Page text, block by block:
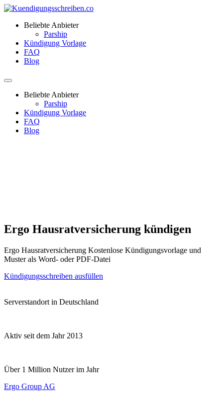
Beliebte Anbieter
Parship
Kündigung Vorlage
FAQ
Blog
Beliebte Anbieter
Parship
Kündigung Vorlage
FAQ
Blog
Ergo Hausratversicherung kündigen
Ergo Hausratversicherung Kostenlose Kündigungsvorlage und
Muster als Word- oder PDF-Datei
Kündigungsschreiben ausfüllen
Serverstandort in Deutschland
Aktiv seit dem Jahr 2013
Über 1 Million Nutzer im Jahr
Ergo Group AG